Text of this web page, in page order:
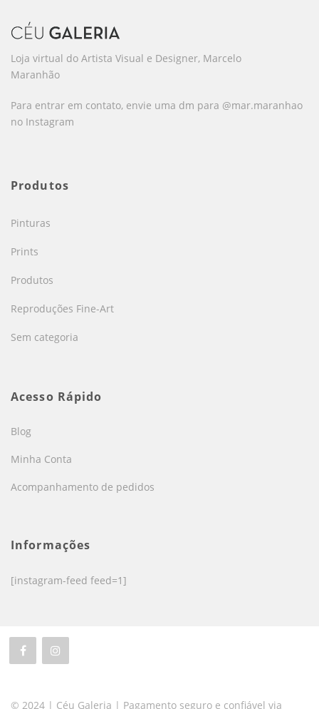
Loja virtual do Artista Visual e Designer, Marcelo
Maranhão
Para entrar em contato, envie uma dm para @mar.maranhao
no Instagram
Produtos
Pinturas
Prints
Produtos
Reproduções Fine-Art
Sem categoria
Acesso Rápido
Blog
Minha Conta
Acompanhamento de pedidos
Informações
[instagram-feed feed=1]
© 2024 | Céu Galeria | Pagamento seguro e confiável via